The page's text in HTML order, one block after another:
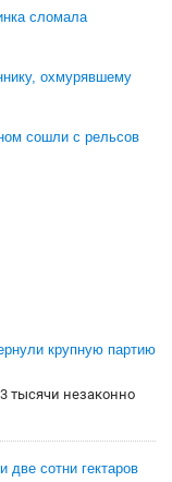
сломала
охмурявшему
сошли с рельсов
крупную партию
тысячи незаконно
две сотни гектаров